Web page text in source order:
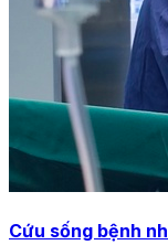
Cứu sống bệnh